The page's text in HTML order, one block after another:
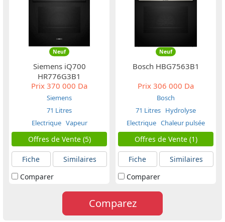
Neuf
Siemens iQ700
HR776G3B1
Prix 370 000 Da
Siemens
71 Litres
Electrique Vapeur
Offres de Vente (5)
Fiche
Similaires
Comparer
Neuf
Bosch HBG7563B1
Prix 306 000 Da
Bosch
71 Litres Hydrolyse
Electrique Chaleur pulsée
Offres de Vente (1)
Fiche
Similaires
Comparer
Comparez